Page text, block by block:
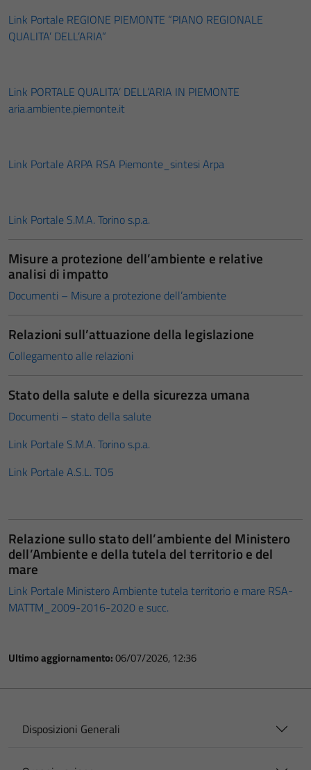
Link Portale REGIONE PIEMONTE “PIANO REGIONALE
QUALITA’ DELL’ARIA”
Link PORTALE QUALITA’ DELL’ARIA IN PIEMONTE
aria.ambiente.piemonte.it
Link Portale ARPA RSA Piemonte_sintesi Arpa
Link Portale S.M.A. Torino s.p.a.
Misure a protezione dell’ambiente e relative
analisi di impatto
Documenti – Misure a protezione dell’ambiente
Relazioni sull’attuazione della legislazione
Collegamento alle relazioni
Stato della salute e della sicurezza umana
Documenti – stato della salute
Link Portale S.M.A. Torino s.p.a.
Link Portale A.S.L. TO5
Relazione sullo stato dell’ambiente del Ministero
dell’Ambiente e della tutela del territorio e del
mare
Link Portale Ministero Ambiente tutela territorio e mare RSA-
MATTM_2009-2016-2020 e succ.
Ultimo aggiornamento:06/07/2026, 12:36
Disposizioni Generali